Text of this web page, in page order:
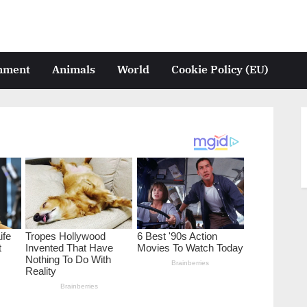
Animals World Cookie Policy (EU)